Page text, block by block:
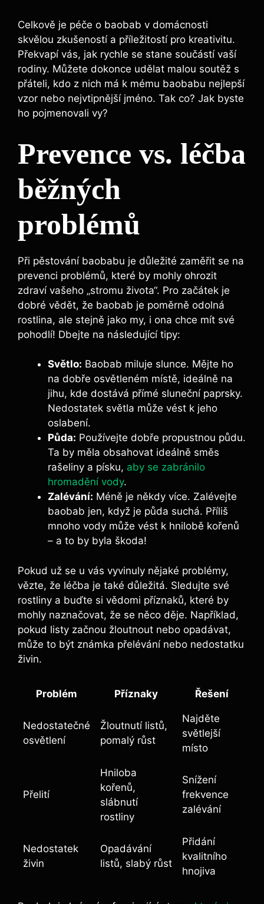
Celkově je péče o baobab v domácnosti
skvělou zkušeností a příležitostí pro kreativitu.
Překvapí vás, jak rychle se stane součástí vaší
rodiny. Můžete dokonce udělat malou soutěž s
přáteli, kdo z nich má k mému baobabu nejlepší
vzor nebo nejvtipnější jméno. Tak co? Jak byste
ho pojmenovali vy?
Prevence vs. léčba
běžných
problémů
Při pěstování baobabu je důležité zaměřit se na
prevenci problémů, které by mohly ohrozit
zdraví vašeho „stromu života“. Pro začátek je
dobré vědět, že baobab je poměrně odolná
rostlina, ale stejně jako my, i ona chce mít své
pohodlí! Dbejte na následující tipy:
Světlo: Baobab miluje slunce. Mějte ho
na dobře osvětleném místě, ideálně na
jihu, kde dostává přímé sluneční paprsky.
Nedostatek světla může vést k jeho
oslabení.
Půda: Používejte dobře propustnou půdu.
Ta by měla obsahovat ideálně směs
rašeliny a písku, aby se zabránilo
hromadění vody.
Zalévání: Méně je někdy více. Zalévejte
baobab jen, když je půda suchá. Příliš
mnoho vody může vést k hnilobě kořenů
– a to by byla škoda!
Pokud už se u vás vyvinuly nějaké problémy,
vězte, že léčba je také důležitá. Sledujte své
rostliny a buďte si vědomi příznaků, které by
mohly naznačovat, že se něco děje. Například,
pokud listy začnou žloutnout nebo opadávat,
může to být známka přelévání nebo nedostatku
živin.
Problém Příznaky Řešení
Nedostatečné
osvětlení
Žloutnutí listů,
pomalý růst
Najděte
světlejší
místo
Přelití
Hniloba
kořenů,
slábnutí
rostliny
Snížení
frekvence
zalévání
Nedostatek
živin
Opadávání
listů, slabý růst
Přidání
kvalitního
hnojiva